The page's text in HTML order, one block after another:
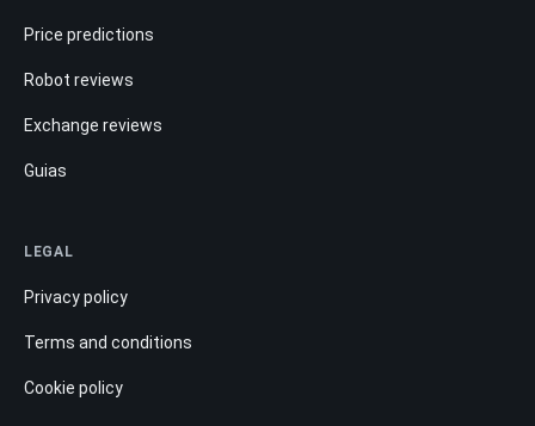
Price predictions
Robot reviews
Exchange reviews
Guias
LEGAL
Privacy policy
Terms and conditions
Cookie policy